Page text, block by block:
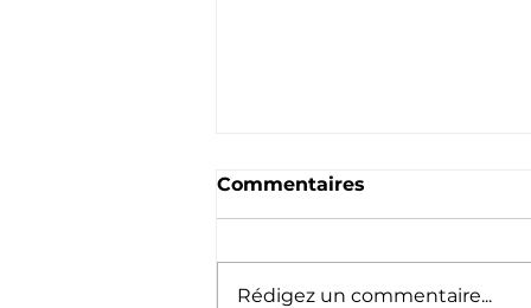
Commentaires
Rédigez un commentaire...